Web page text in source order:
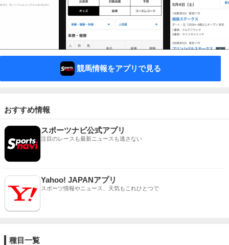
競馬情報をアプリで見る
おすすめ情報
スポーツナビ公式アプリ
注目のレースも最新ニュースも逃さない
Yahoo! JAPANアプリ
スポーツ情報やニュース、天気もこれひとつで
種目一覧